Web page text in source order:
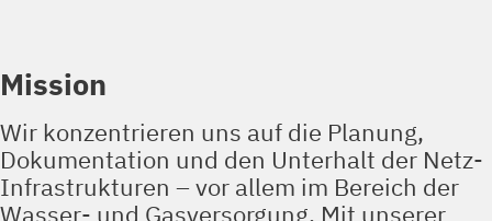
Mission
Wir konzentrieren uns auf die Planung,
Dokumentation und den Unterhalt der Netz-
Infrastrukturen – vor allem im Bereich der
Wasser- und Gasversorgung. Mit unserer